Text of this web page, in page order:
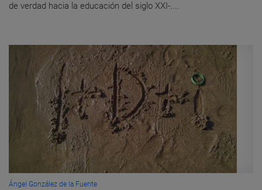
de verdad hacia la educación del siglo XXI-....
Ángel González de la Fuente